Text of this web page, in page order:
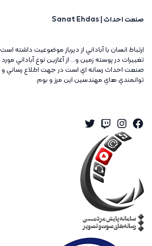
صنعت احداث | Sanat Ehdas
ارتباط انسان با آباداني از ديرباز موضوعيت داشته است.
تغييرات در پوسته زمين و... از آغازين نوع آباداني
صنعت احداث رسانه اي است در جهت اطلاع رساني
توانمندي هاي مهندسين اين مرز و بوم.
Facebook
Instagram
Twitch
Twitter